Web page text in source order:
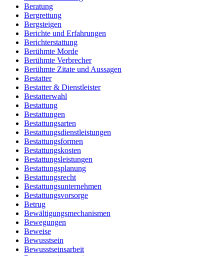
Beratung
Bergrettung
Bergsteigen
Berichte und Erfahrungen
Berichterstattung
Berühmte Morde
Berühmte Verbrecher
Berühmte Zitate und Aussagen
Bestatter
Bestatter & Dienstleister
Bestatterwahl
Bestattung
Bestattungen
Bestattungsarten
Bestattungsdienstleistungen
Bestattungsformen
Bestattungskosten
Bestattungsleistungen
Bestattungsplanung
Bestattungsrecht
Bestattungsunternehmen
Bestattungsvorsorge
Betrug
Bewältigungsmechanismen
Bewegungen
Beweise
Bewusstsein
Bewusstseinsarbeit